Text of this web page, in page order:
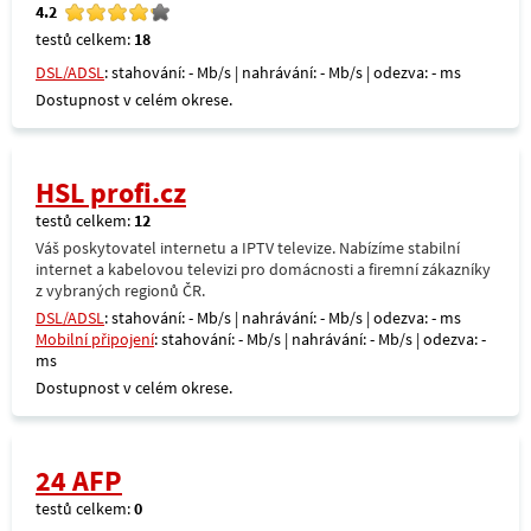
4.2
testů celkem: 18
DSL/ADSL: stahování: - Mb/s | nahrávání: - Mb/s | odezva: - ms
Dostupnost v celém okrese.
HSL profi.cz
testů celkem: 12
Váš poskytovatel internetu a IPTV televize. Nabízíme stabilní
internet a kabelovou televizi pro domácnosti a firemní zákazníky
z vybraných regionů ČR.
DSL/ADSL: stahování: - Mb/s | nahrávání: - Mb/s | odezva: - ms
Mobilní připojení: stahování: - Mb/s | nahrávání: - Mb/s | odezva: -
ms
Dostupnost v celém okrese.
24 AFP
testů celkem:0